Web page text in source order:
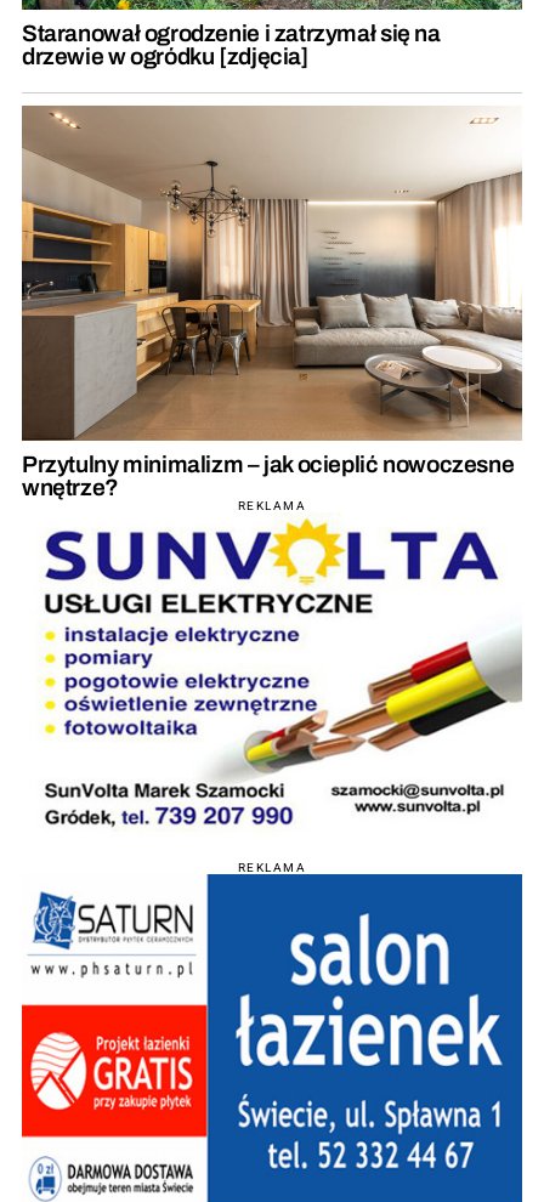
Staranował ogrodzenie i zatrzymał się na
drzewie w ogródku [zdjęcia]
Przytulny minimalizm – jak ocieplić nowoczesne
wnętrze?
REKLAMA
REKLAMA